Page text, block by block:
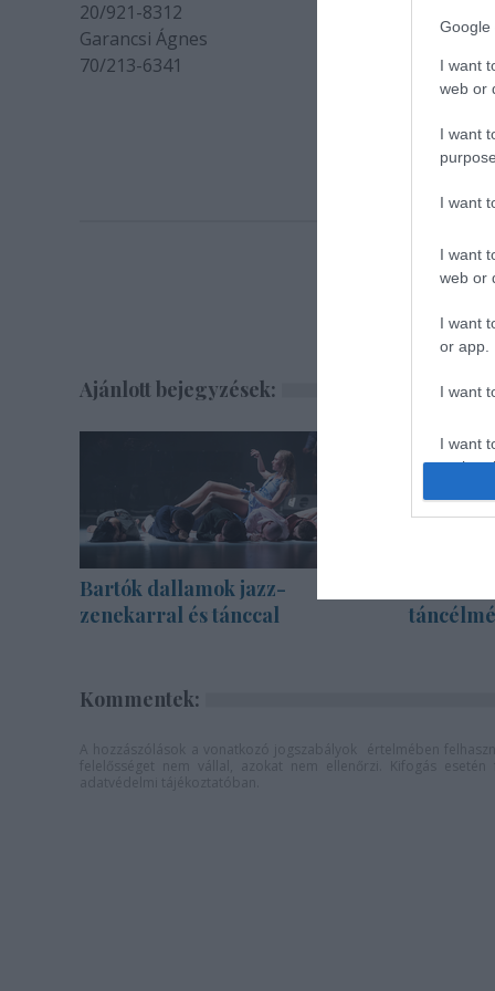
Google
I want
web or
I want
I want
I want
web or
I want
or app.
I want
I want
20/921-8312
Garancsi Ágnes
70/213-6341
Ajánlott bejegyzések:
Bartók dallamok jazz-
zenekarral és tánccal
Kommentek: